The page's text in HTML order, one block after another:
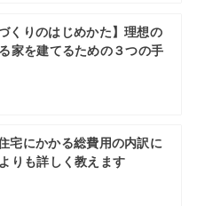
づくりのはじめかた】理想の
家を建てるための３つの手
宅にかかる総費用の内訳に
りも詳しく教えます